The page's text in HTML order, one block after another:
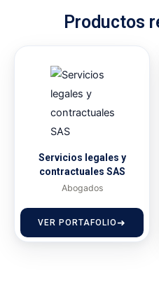
Productos
Servicios legales y
contractuales SAS
Abogados
VER PORTAFOLIO